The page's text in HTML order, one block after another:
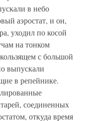
в небо
аэростат, и он,
уходил по косой
на тонком
с большой
выпускали
в репейнике.
соединенных
откуда время